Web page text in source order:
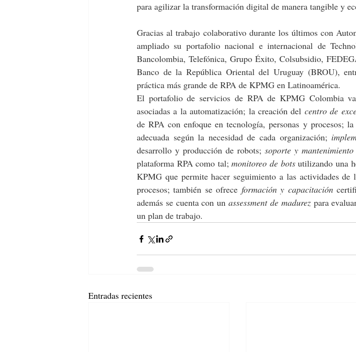
para agilizar la transformación digital de manera tangible y
Gracias al trabajo colaborativo durante los últimos con
ampliado su portafolio nacional e internacional de
Bancolombia, Telefónica, Grupo Éxito, Colsubsidio,
Banco de la República Oriental del Uruguay (BROU),
práctica más grande de RPA de KPMG en Latinoamérica.
El portafolio de servicios de RPA de KPMG Colombia
asociadas a la automatización; la creación del centro de
de RPA con enfoque en tecnología, personas y procesos;
adecuada según la necesidad de cada organización;
desarrollo y producción de robots; soporte y mantenimiento
plataforma RPA como tal; monitoreo de bots utilizando una
KPMG que permite hacer seguimiento a las actividades
procesos; también se ofrece formación y capacitación
además se cuenta con un assessment de madurez para
un plan de trabajo.
Entradas recientes